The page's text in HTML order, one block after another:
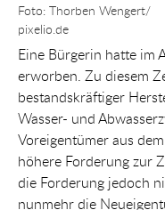
Foto: Thorben Wengert/
pixelio.de
Eine Bürgerin hatte im
erworben. Zu diesem
bestandskräftiger
Wasser- und
Voreigentümer aus
höhere Forderung zur
die Forderung jedoch
nunmehr die